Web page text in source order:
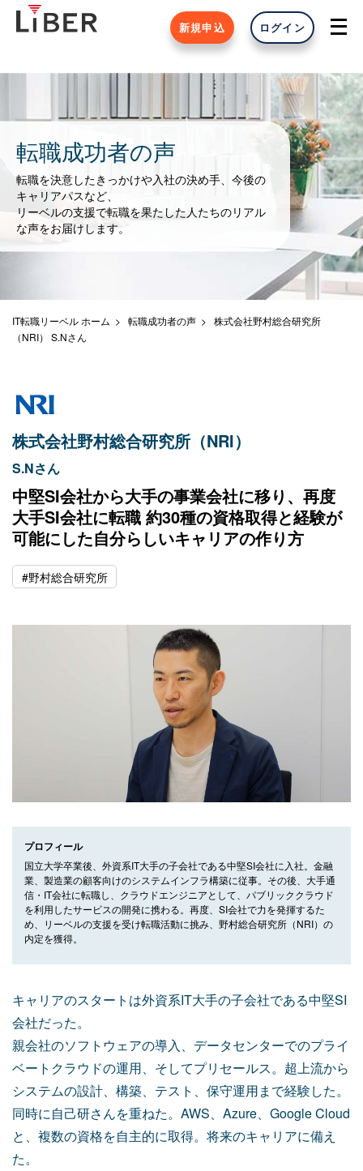
新規申込 ログイン
転職成功者の声
転職を決意したきっかけや入社の決め手、今後の
キャリアパスなど、
リーベルの支援で転職を果たした人たちのリアル
な声をお届けします。
IT転職リーベル ホーム 転職成功者の声
株式会社野村総合研究所
（NRI） S.Nさん
株式会社野村総合研究所（NRI）
S.Nさん
中堅SI会社から大手の事業会社に移り、再度
大手SI会社に転職 約30種の資格取得と経験が
可能にした自分らしいキャリアの作り方
#野村総合研究所
プロフィール
国立大学卒業後、外資系IT大手の子会社である中堅SI会社に入社。金融
業、製造業の顧客向けのシステムインフラ構築に従事。その後、大手通
信・IT会社に転職し、クラウドエンジニアとして、パブリッククラウド
を利用したサービスの開発に携わる。再度、SI会社で力を発揮するた
め、リーベルの支援を受け転職活動に挑み、野村総合研究所（NRI）の
内定を獲得。
キャリアのスタートは外資系IT大手の子会社である中堅SI
会社だった。
親会社のソフトウェアの導入、データセンターでのプライ
ベートクラウドの運用、そしてプリセールス。超上流から
システムの設計、構築、テスト、保守運用まで経験した。
同時に自己研さんを重ねた。AWS、Azure、Google Cloud
と、複数の資格を自主的に取得。将来のキャリアに備え
た。